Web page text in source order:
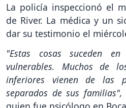
La policía inspeccionó el
de River. La médica y un
dar su testimonio el
"Estas cosas suceden
vulnerables. Muchos de
inferiores vienen de las
separados de sus familias",